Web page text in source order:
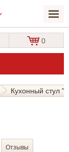
0
Кухонный стул
Отзывы